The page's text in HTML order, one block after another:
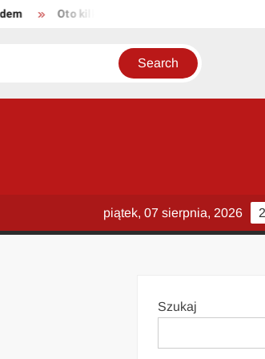
Oto kilka propozycji unikalnych tytułów
piątek, 07 sierpnia, 2026
Szukaj